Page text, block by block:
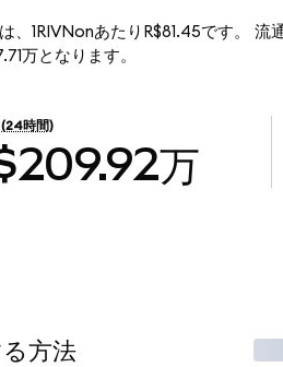
1RIVNonあたりR$81.45です。 流
万となります。
(24時間)
万
方法